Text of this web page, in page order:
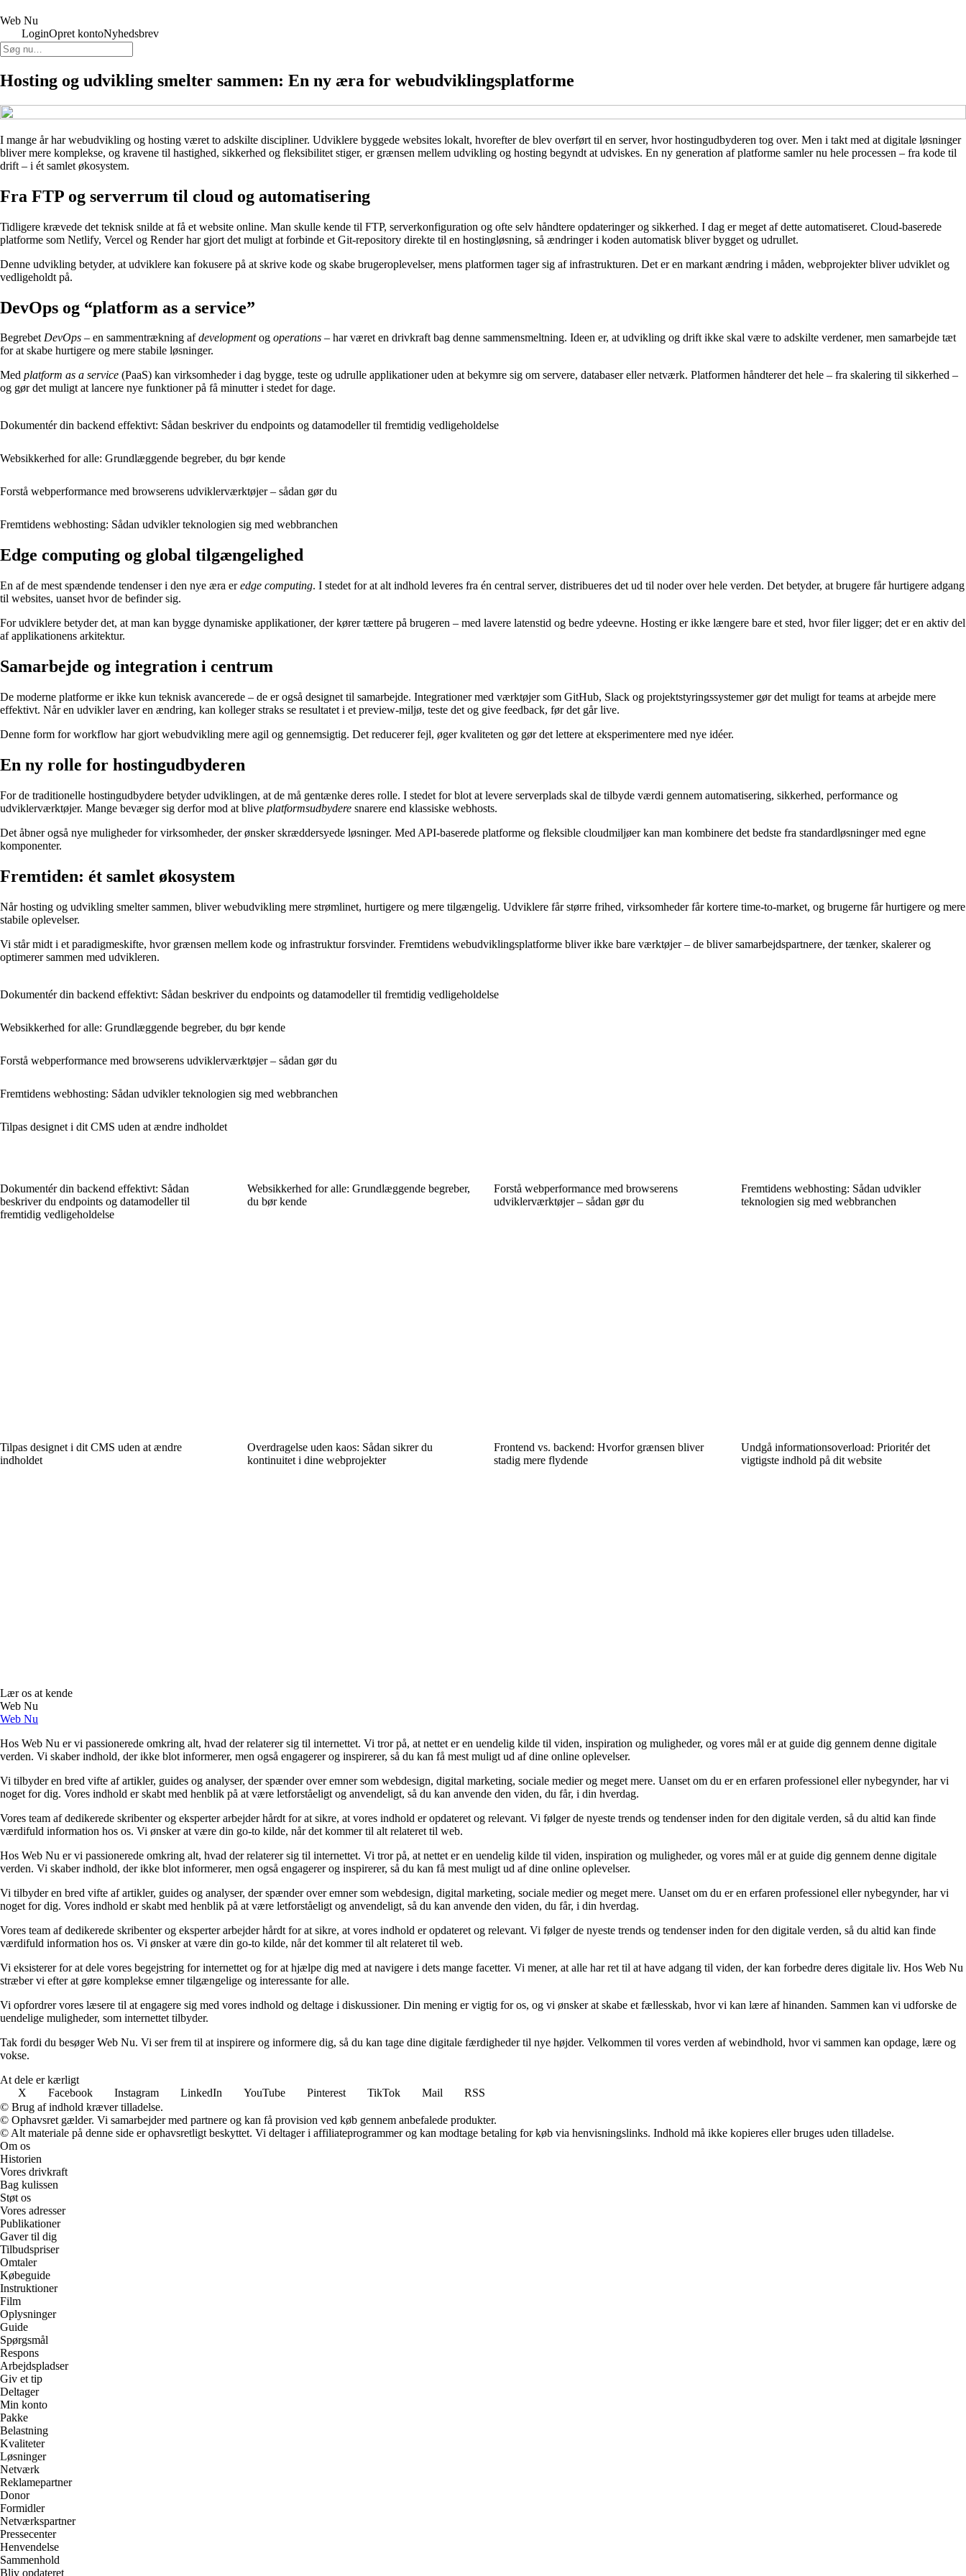
Web Nu
LoginOpret kontoNyhedsbrev
Hosting og udvikling smelter sammen: En ny æra for webudviklingsplatforme
I mange år har webudvikling og hosting været to adskilte discipliner. Udviklere byggede websites lokalt, hvorefter de blev overført til en server, hvor hostingudbyderen tog over. Men i takt med at digitale løsninger
bliver mere komplekse, og kravene til hastighed, sikkerhed og fleksibilitet stiger, er grænsen mellem udvikling og hosting begyndt at udviskes. En ny generation af platforme samler nu hele processen – fra kode til
drift – i ét samlet økosystem.
Fra FTP og serverrum til cloud og automatisering
Tidligere krævede det teknisk snilde at få et website online. Man skulle kende til FTP, serverkonfiguration og ofte selv håndtere opdateringer og sikkerhed. I dag er meget af dette automatiseret. Cloud-baserede
platforme som Netlify, Vercel og Render har gjort det muligt at forbinde et Git-repository direkte til en hostingløsning, så ændringer i koden automatisk bliver bygget og udrullet.
Denne udvikling betyder, at udviklere kan fokusere på at skrive kode og skabe brugeroplevelser, mens platformen tager sig af infrastrukturen. Det er en markant ændring i måden, webprojekter bliver udviklet og
vedligeholdt på.
DevOps og “platform as a service”
BegrebetDevOps – en sammentrækning afdevelopmentog operations – har været en drivkraft bag denne sammensmeltning. Ideen er, at udvikling og drift ikke skal være to adskilte verdener, men samarbejde tæt
for at skabe hurtigere og mere stabile løsninger.
Med platform as a service (PaaS) kan virksomheder i dag bygge, teste og udrulle applikationer uden at bekymre sig om servere, databaser eller netværk. Platformen håndterer det hele – fra skalering til sikkerhed –
og gør det muligt at lancere nye funktioner på få minutter i stedet for dage.
Dokumentér din backend effektivt: Sådan beskriver du endpoints og datamodeller til fremtidig vedligeholdelse
Websikkerhed for alle: Grundlæggende begreber, du bør kende
Forstå webperformance med browserens udviklerværktøjer – sådan gør du
Fremtidens webhosting: Sådan udvikler teknologien sig med webbranchen
Edge computing og global tilgængelighed
En af de mest spændende tendenser i den nye æra eredge computing. I stedet for at alt indhold leveres fra én central server, distribueres det ud til noder over hele verden. Det betyder, at brugere får hurtigere adgang
til websites, uanset hvor de befinder sig.
For udviklere betyder det, at man kan bygge dynamiske applikationer, der kører tættere på brugeren – med lavere latenstid og bedre ydeevne. Hosting er ikke længere bare et sted, hvor filer ligger; det er en aktiv del
af applikationens arkitektur.
Samarbejde og integration i centrum
De moderne platforme er ikke kun teknisk avancerede – de er også designet til samarbejde. Integrationer med værktøjer som GitHub, Slack og projektstyringssystemer gør det muligt for teams at arbejde mere
effektivt. Når en udvikler laver en ændring, kan kolleger straks se resultatet i et preview-miljø, teste det og give feedback, før det går live.
Denne form for workflow har gjort webudvikling mere agil og gennemsigtig. Det reducerer fejl, øger kvaliteten og gør det lettere at eksperimentere med nye idéer.
En ny rolle for hostingudbyderen
For de traditionelle hostingudbydere betyder udviklingen, at de må gentænke deres rolle. I stedet for blot at levere serverplads skal de tilbyde værdi gennem automatisering, sikkerhed, performance og
udviklerværktøjer. Mange bevæger sig derfor mod at blive platformsudbydere snarere end klassiske webhosts.
Det åbner også nye muligheder for virksomheder, der ønsker skræddersyede løsninger. Med API-baserede platforme og fleksible cloudmiljøer kan man kombinere det bedste fra standardløsninger med egne
komponenter.
Fremtiden: ét samlet økosystem
Når hosting og udvikling smelter sammen, bliver webudvikling mere strømlinet, hurtigere og mere tilgængelig. Udviklere får større frihed, virksomheder får kortere time-to-market, og brugerne får hurtigere og mere
stabile oplevelser.
Vi står midt i et paradigmeskifte, hvor grænsen mellem kode og infrastruktur forsvinder. Fremtidens webudviklingsplatforme bliver ikke bare værktøjer – de bliver samarbejdspartnere, der tænker, skalerer og
optimerer sammen med udvikleren.
Dokumentér din backend effektivt: Sådan beskriver du endpoints og datamodeller til fremtidig vedligeholdelse
Websikkerhed for alle: Grundlæggende begreber, du bør kende
Forstå webperformance med browserens udviklerværktøjer – sådan gør du
Fremtidens webhosting: Sådan udvikler teknologien sig med webbranchen
Tilpas designet i dit CMS uden at ændre indholdet
Dokumentér din backend effektivt: Sådan
beskriver du endpoints og datamodeller til
fremtidig vedligeholdelse
Websikkerhed for alle: Grundlæggende begreber,
du bør kende
Forstå webperformance med browserens
udviklerværktøjer – sådan gør du
Fremtidens webhosting: Sådan udvikler
teknologien sig med webbranchen
Tilpas designet i dit CMS uden at ændre
indholdet
Overdragelse uden kaos: Sådan sikrer du
kontinuitet i dine webprojekter
Frontend vs. backend: Hvorfor grænsen bliver
stadig mere flydende
Undgå informationsoverload: Prioritér det
vigtigste indhold på dit website
Lær os at kende
Web Nu
Web Nu
Hos Web Nu er vi passionerede omkring alt, hvad der relaterer sig til internettet. Vi tror på, at nettet er en uendelig kilde til viden, inspiration og muligheder, og vores mål er at guide dig gennem denne digitale
verden. Vi skaber indhold, der ikke blot informerer, men også engagerer og inspirerer, så du kan få mest muligt ud af dine online oplevelser.
Vi tilbyder en bred vifte af artikler, guides og analyser, der spænder over emner som webdesign, digital marketing, sociale medier og meget mere. Uanset om du er en erfaren professionel eller nybegynder, har vi
noget for dig. Vores indhold er skabt med henblik på at være letforståeligt og anvendeligt, så du kan anvende den viden, du får, i din hverdag.
Vores team af dedikerede skribenter og eksperter arbejder hårdt for at sikre, at vores indhold er opdateret og relevant. Vi følger de nyeste trends og tendenser inden for den digitale verden, så du altid kan finde
værdifuld information hos os. Vi ønsker at være din go-to kilde, når det kommer til alt relateret til web.
Hos Web Nu er vi passionerede omkring alt, hvad der relaterer sig til internettet. Vi tror på, at nettet er en uendelig kilde til viden, inspiration og muligheder, og vores mål er at guide dig gennem denne digitale
verden. Vi skaber indhold, der ikke blot informerer, men også engagerer og inspirerer, så du kan få mest muligt ud af dine online oplevelser.
Vi tilbyder en bred vifte af artikler, guides og analyser, der spænder over emner som webdesign, digital marketing, sociale medier og meget mere. Uanset om du er en erfaren professionel eller nybegynder, har vi
noget for dig. Vores indhold er skabt med henblik på at være letforståeligt og anvendeligt, så du kan anvende den viden, du får, i din hverdag.
Vores team af dedikerede skribenter og eksperter arbejder hårdt for at sikre, at vores indhold er opdateret og relevant. Vi følger de nyeste trends og tendenser inden for den digitale verden, så du altid kan finde
værdifuld information hos os. Vi ønsker at være din go-to kilde, når det kommer til alt relateret til web.
Vi eksisterer for at dele vores begejstring for internettet og for at hjælpe dig med at navigere i dets mange facetter. Vi mener, at alle har ret til at have adgang til viden, der kan forbedre deres digitale liv. Hos Web Nu
stræber vi efter at gøre komplekse emner tilgængelige og interessante for alle.
Vi opfordrer vores læsere til at engagere sig med vores indhold og deltage i diskussioner. Din mening er vigtig for os, og vi ønsker at skabe et fællesskab, hvor vi kan lære af hinanden. Sammen kan vi udforske de
uendelige muligheder, som internettet tilbyder.
Tak fordi du besøger Web Nu. Vi ser frem til at inspirere og informere dig, så du kan tage dine digitale færdigheder til nye højder. Velkommen til vores verden af webindhold, hvor vi sammen kan opdage, lære og
vokse.
At dele er kærligt
X
Facebook Instagram LinkedIn YouTube Pinterest TikTok Mail
RSS
© Brug af indhold kræver tilladelse.
© Ophavsret gælder. Vi samarbejder med partnere og kan få provision ved køb gennem anbefalede produkter.
© Alt materiale på denne side er ophavsretligt beskyttet. Vi deltager i affiliateprogrammer og kan modtage betaling for køb via henvisningslinks. Indhold må ikke kopieres eller bruges uden tilladelse.
Om os
Historien
Vores drivkraft
Bag kulissen
Støt os
Vores adresser
Publikationer
Gaver til dig
Tilbudspriser
Omtaler
Købeguide
Instruktioner
Film
Oplysninger
Guide
Spørgsmål
Respons
Arbejdspladser
Giv et tip
Deltager
Min konto
Pakke
Belastning
Kvaliteter
Løsninger
Netværk
Reklamepartner
Donor
Formidler
Netværkspartner
Pressecenter
Henvendelse
Sammenhold
Bliv opdateret